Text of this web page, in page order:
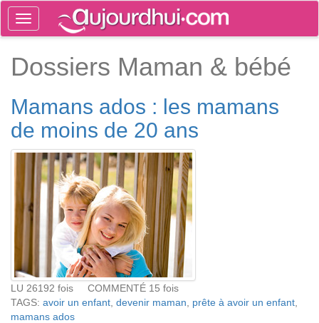
Toggle
navigation
Dossiers Maman & bébé
Mamans ados : les mamans
de moins de 20 ans
LU 26192 fois COMMENTÉ 15 fois
TAGS: avoir un enfant devenir maman prête à avoir un enfant
mamans ados